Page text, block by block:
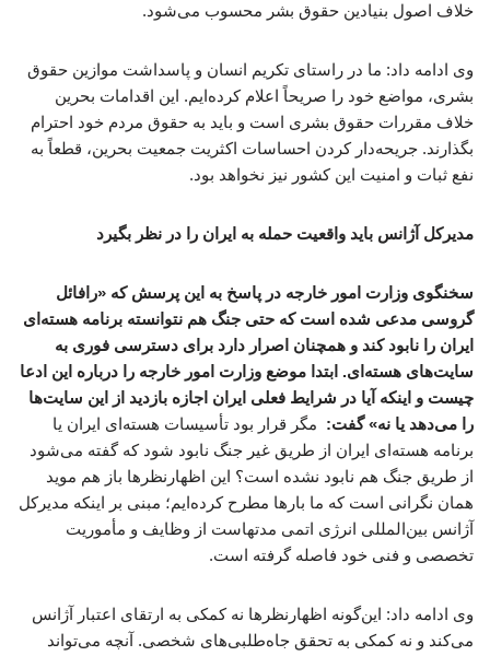
خلاف اصول بنیادین حقوق بشر محسوب می‌شود.
وی ادامه داد: ما در راستای تکریم انسان و پاسداشت موازین حقوق
بشری، مواضع خود را صریحاً اعلام کرده‌ایم. این اقدامات بحرین
خلاف مقررات حقوق بشری است و باید به حقوق مردم خود احترام
بگذارند. جریحه‌دار کردن احساسات اکثریت جمعیت بحرین، قطعاً به
نفع ثبات و امنیت این کشور نیز نخواهد بود.
مدیرکل آژانس باید واقعیت حمله به ایران را در نظر بگیرد
سخنگوی وزارت امور خارجه در پاسخ به این پرسش که «رافائل
گروسی مدعی شده است که حتی جنگ هم نتوانسته برنامه هسته‌ای
ایران را نابود کند و همچنان اصرار دارد برای دسترسی فوری به
سایت‌های هسته‌ای. ابتدا موضع وزارت امور خارجه را درباره این ادعا
چیست و اینکه آیا در شرایط فعلی ایران اجازه بازدید از این سایت‌ها
را می‌دهد یا نه» گفت: مگر قرار بود تأسیسات هسته‌ای ایران یا
برنامه هسته‌ای ایران از طریق غیر جنگ نابود شود که گفته می‌شود
از طریق جنگ هم نابود نشده است؟ این اظهارنظرها باز هم موید
همان نگرانی است که ما بارها مطرح کرده‌ایم؛ مبنی بر اینکه مدیرکل
آژانس بین‌المللی انرژی اتمی مدتهاست از وظایف و مأموریت
تخصصی و فنی خود فاصله گرفته است.
وی ادامه داد: این‌گونه اظهارنظرها نه کمکی به ارتقای اعتبار آژانس
می‌کند و نه کمکی به تحقق جاه‌طلبی‌های شخصی. آنچه می‌تواند